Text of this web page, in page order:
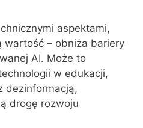
aspektami,
wartość – obniża bariery
AI. Może to
w edukacji,
dezinformacją,
drogę rozwoju